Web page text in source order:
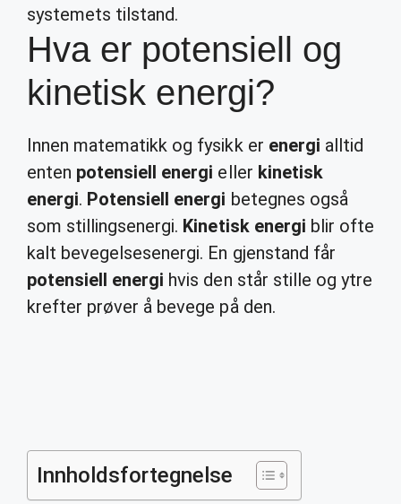
systemets tilstand.
Hva er potensiell og
kinetisk energi?
Innen matematikk og fysikk er energi alltid
enten potensiell energi eller kinetisk
energi. Potensiell energi betegnes også
som stillingsenergi. Kinetisk energi blir ofte
kalt bevegelsesenergi. En gjenstand får
potensiell energi hvis den står stille og ytre
krefter prøver å bevege på den.
Innholdsfortegnelse